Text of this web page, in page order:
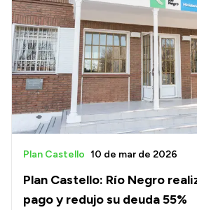
Plan Castello: Río Negro
pago y redujo su deuda 55%
Plan Castello 10 de mar de 2026